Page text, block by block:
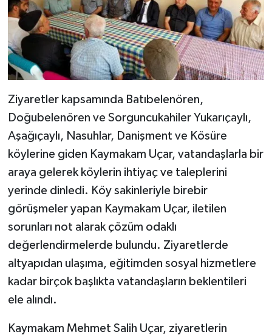
Ziyaretler kapsamında Batıbelenören,
Doğubelenören ve Sorguncukahiler Yukarıçaylı,
Aşağıçaylı, Nasuhlar, Danişment ve Kösüre
köylerine giden Kaymakam Uçar, vatandaşlarla bir
araya gelerek köylerin ihtiyaç ve taleplerini
yerinde dinledi. Köy sakinleriyle birebir
görüşmeler yapan Kaymakam Uçar, iletilen
sorunları not alarak çözüm odaklı
değerlendirmelerde bulundu. Ziyaretlerde
altyapıdan ulaşıma, eğitimden sosyal hizmetlere
kadar birçok başlıkta vatandaşların beklentileri
ele alındı.
Kaymakam Mehmet Salih Uçar, ziyaretlerin